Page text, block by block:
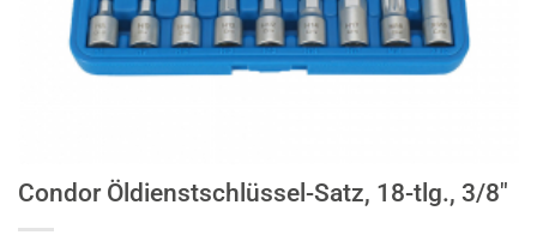
Condor Öldienstschlüssel-Satz, 18-tlg., 3/8″